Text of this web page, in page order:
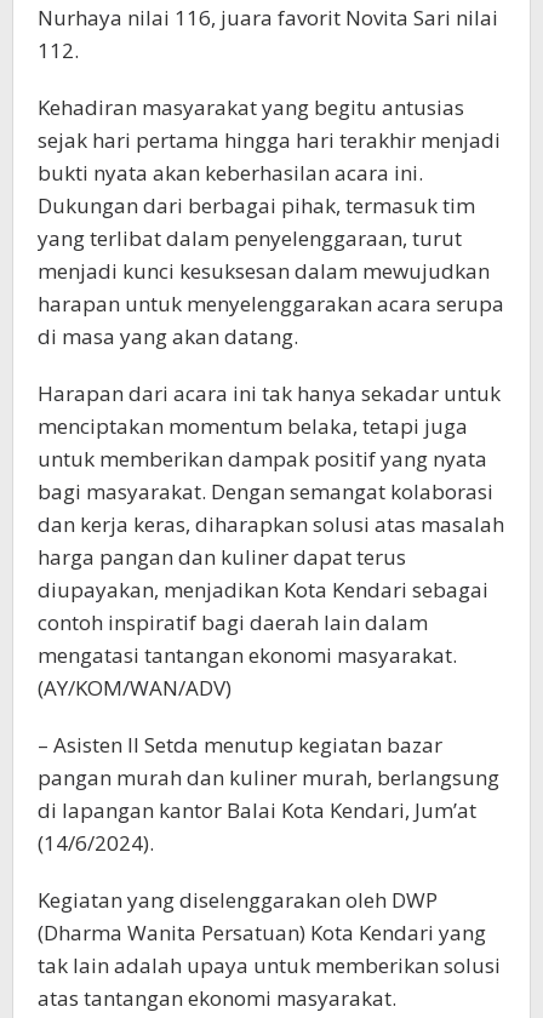
Nurhaya nilai 116, juara favorit Novita Sari nilai
112.
Kehadiran masyarakat yang begitu antusias
sejak hari pertama hingga hari terakhir menjadi
bukti nyata akan keberhasilan acara ini.
Dukungan dari berbagai pihak, termasuk tim
yang terlibat dalam penyelenggaraan, turut
menjadi kunci kesuksesan dalam mewujudkan
harapan untuk menyelenggarakan acara serupa
di masa yang akan datang.
Harapan dari acara ini tak hanya sekadar untuk
menciptakan momentum belaka, tetapi juga
untuk memberikan dampak positif yang nyata
bagi masyarakat. Dengan semangat kolaborasi
dan kerja keras, diharapkan solusi atas masalah
harga pangan dan kuliner dapat terus
diupayakan, menjadikan Kota Kendari sebagai
contoh inspiratif bagi daerah lain dalam
mengatasi tantangan ekonomi masyarakat.
(AY/KOM/WAN/ADV)
– Asisten II Setda menutup kegiatan bazar
pangan murah dan kuliner murah, berlangsung
di lapangan kantor Balai Kota Kendari, Jum’at
(14/6/2024).
Kegiatan yang diselenggarakan oleh DWP
(Dharma Wanita Persatuan) Kota Kendari yang
tak lain adalah upaya untuk memberikan solusi
atas tantangan ekonomi masyarakat.